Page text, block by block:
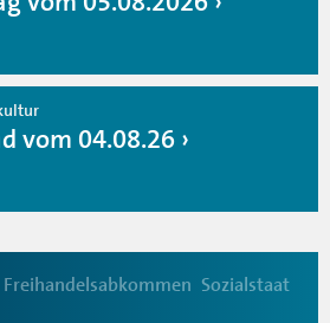
vom 04.08.26
Freihandelsabkommen Sozialstaat